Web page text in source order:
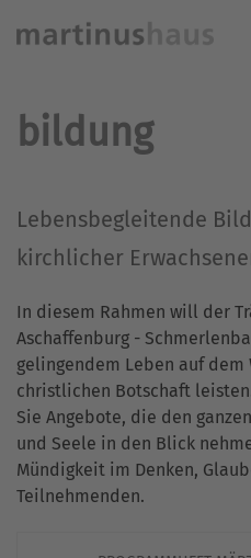
bildung
Lebensbegleitende
kirchlicher
In diesem Rahmen will der
Aschaffenburg -
gelingendem Leben auf
christlichen Botschaft
Sie Angebote, die den
und Seele in den Blick
Mündigkeit im Denken,
Teilnehmenden.